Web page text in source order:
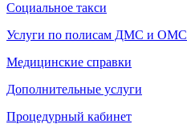
Социальное такси
Услуги по полисам ДМС и ОМС
Медицинские справки
Дополнительные услуги
Процедурный кабинет